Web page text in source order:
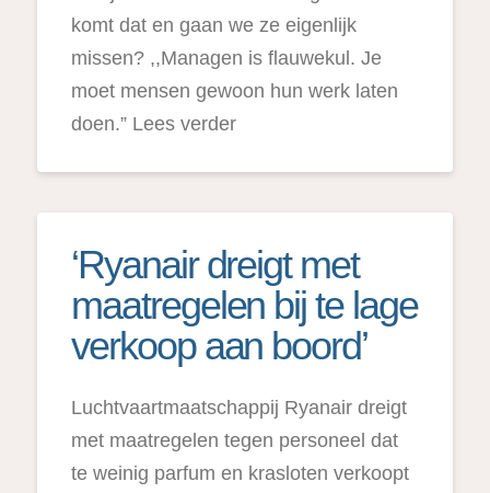
komt dat en gaan we ze eigenlijk
missen? ,,Managen is flauwekul. Je
moet mensen gewoon hun werk laten
doen.” Lees verder
‘Ryanair dreigt met
maatregelen bij te lage
verkoop aan boord’
Luchtvaartmaatschappij Ryanair dreigt
met maatregelen tegen personeel dat
te weinig parfum en krasloten verkoopt